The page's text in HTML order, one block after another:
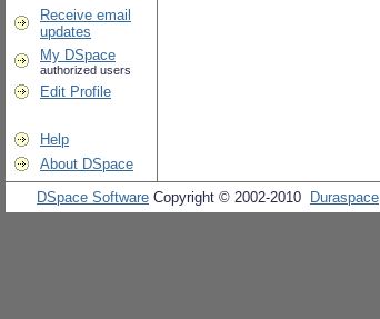
Receive email
updates
My DSpace
authorized users
Edit Profile
Help
About DSpace
DSpace Software Copyright © 2002-2010 Duraspace